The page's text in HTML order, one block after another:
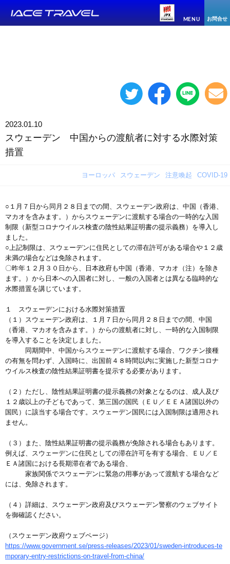
MENU お問合せ
2023.01.10
スウェーデン 中国からの渡航者に対する水際対策
措置
ヨーロッパ スウェーデン 注意喚起 COVID-19
○１月７日から同月２８日までの間、スウェーデン政府は、中国（香港、
マカオを含みます。）からスウェーデンに渡航する場合の一時的な入国
制限（新型コロナウイルス検査の陰性結果証明書の提示義務）を導入し
ました。
○上記制限は、スウェーデンに住民としての滞在許可がある場合や１２歳
未満の場合などは免除されます。
〇昨年１２月３０日から、日本政府も中国（香港、マカオ（注）を除き
ます。）から日本への入国者に対し、一般の入国者とは異なる臨時的な
水際措置を講じています。
１ スウェーデンにおける水際対策措置
（１）スウェーデン政府は、１月７日から同月２８日までの間、中国
（香港、マカオを含みます。）からの渡航者に対し、一時的な入国制限
を導入することを決定しました。
同期間中、中国からスウェーデンに渡航する場合、ワクチン接種
の有無を問わず、入国時に、出国前４８時間以内に実施した新型コロナ
ウイルス検査の陰性結果証明書を提示する必要があります。
（２）ただし、陰性結果証明書の提示義務の対象となるのは、成人及び
１２歳以上の子どもであって、第三国の国民（ＥＵ／ＥＥＡ諸国以外の
国民）に該当する場合です。スウェーデン国民には入国制限は適用され
ません。
（３）また、陰性結果証明書の提示義務が免除される場合もあります。
例えば、スウェーデンに住民としての滞在許可を有する場合、ＥＵ／Ｅ
ＥＡ諸国における長期滞在者である場合、
家族関係でスウェーデンに緊急の用事があって渡航する場合など
には、免除されます。
（４）詳細は、スウェーデン政府及びスウェーデン警察のウェブサイト
を御確認ください。
（スウェーデン政府ウェブページ）
https://www.government.se/press-releases/2023/01/sweden-introduces-te
mporary-entry-restrictions-on-travel-from-china/